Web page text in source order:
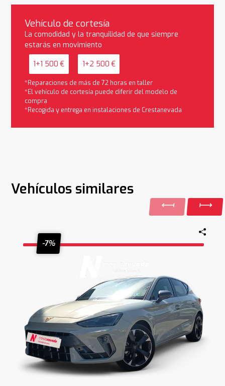
Vehículo de cortesía
La comodidad y la tranquilidad de que siempre
estarás en movimiento
1+1 500 € 1+2 500 €
*Reparaciones de más de 72 horas en taller
*El vehículo de cortesía puede diferir del modelo de
compra
*Recogida y entrega en instalaciones de Crestanevada
Vehículos similares
-7%